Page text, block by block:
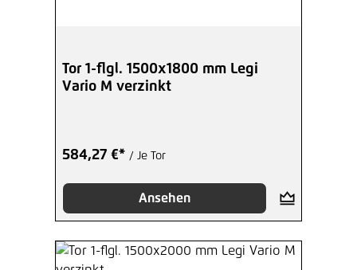
Tor 1-flgl. 1500x1800 mm Legi
Vario M verzinkt
584,27 €* / Je Tor
Ansehen